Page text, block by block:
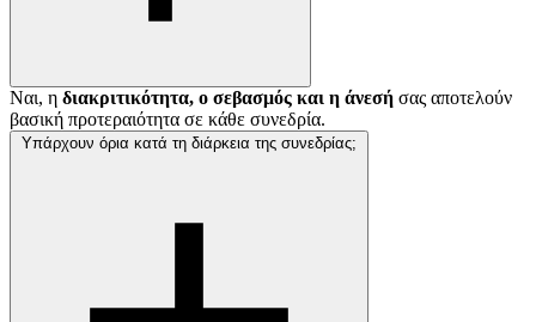
Ναι, η διακριτικότητα, ο σεβασμός και η άνεσή σας αποτελούν
βασική προτεραιότητα σε κάθε συνεδρία.
Υπάρχουν όρια κατά τη διάρκεια της συνεδρίας;